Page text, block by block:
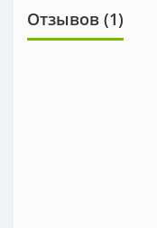
Отзывов (1)